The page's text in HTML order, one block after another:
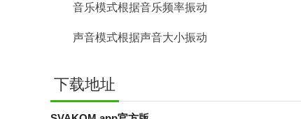
音乐模式根据音乐频率振动
声音模式根据声音大小振动
下载地址